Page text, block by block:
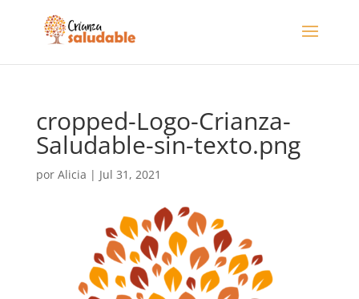
cropped-Logo-Crianza-
Saludable-sin-texto.png
por Alicia | Jul 31, 2021